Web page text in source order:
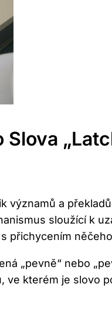
významů a
sloužící k
přichycením
„pevně“ nebo
ve kterém je slovo